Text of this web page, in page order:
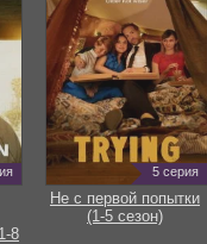
8
5 серия
Не с первой попытки
(1-5 сезон)